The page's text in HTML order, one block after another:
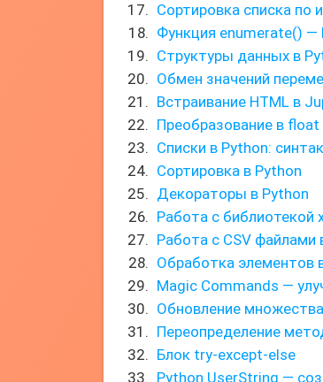
Сортировка списка по
Функция enumerate() —
Структуры данных в
Обмен значений
Встраивание HTML в
Преобразование в float
Списки в Python:
Сортировка в Python
Декораторы в Python
Работа с библиотекой
Работа с CSV файлами
Обработка элементов
Magic Commands —
Обновление
Переопределение
Блок try-except-else
Python UserString —